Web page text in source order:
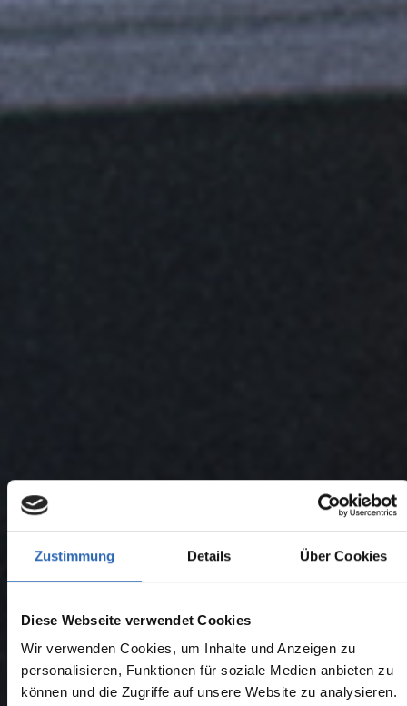
Zustimmung Details Über Cookies
Diese Webseite verwendet Cookies
Wir verwenden Cookies, um Inhalte und Anzeigen zu
personalisieren, Funktionen für soziale Medien anbieten zu
können und die Zugriffe auf unsere Website zu analysieren.